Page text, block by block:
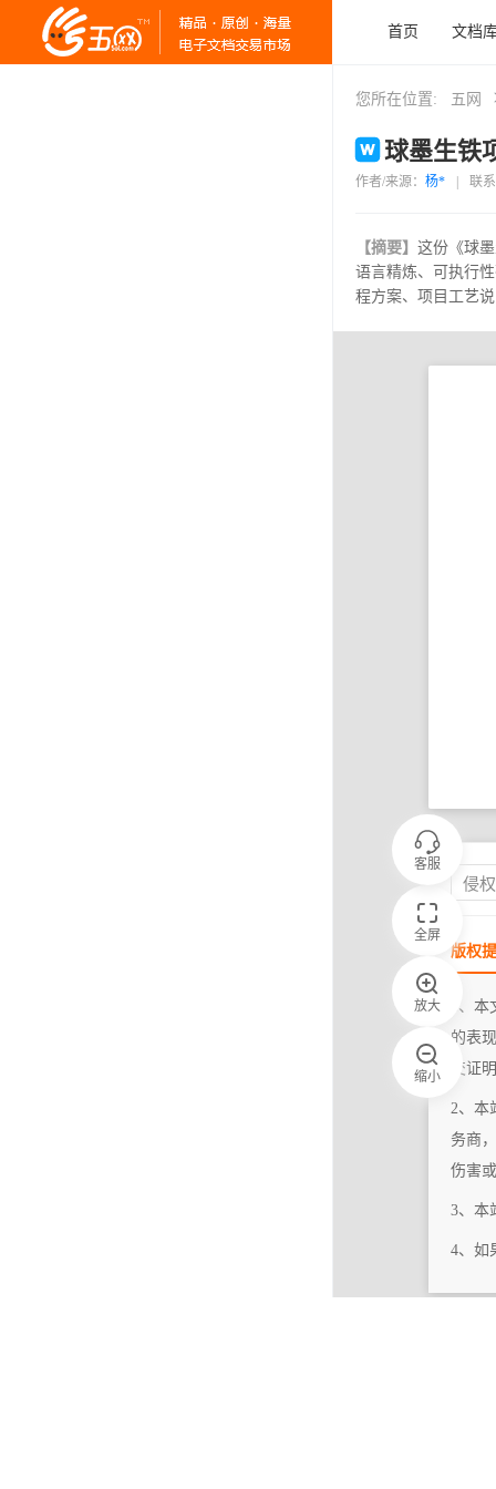
首页 文档
您所在位置: 五网
球墨生铁
作者/来源： 杨* 联
【摘要】 这份《球
语言精炼、可执行
程方案、项目工艺
客服
全屏
放大
缩小
侵
版权
1、
的表
交证
2、本
务商
伤害
3、本
4、如